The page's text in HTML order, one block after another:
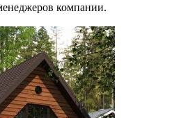
компании.